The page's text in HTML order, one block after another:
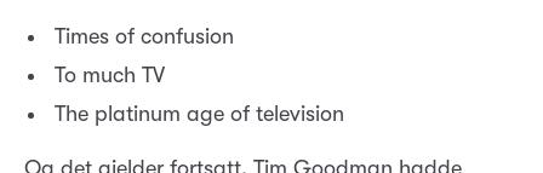
Times of confusion
To much TV
The platinum age of television